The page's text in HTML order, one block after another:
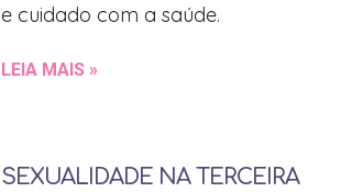
e cuidado com a saúde.
LEIA MAIS »
SEXUALIDADE NA TERCEIRA